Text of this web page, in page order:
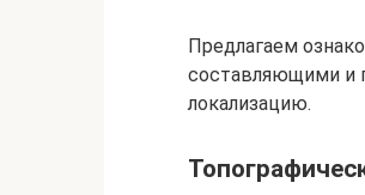
Предлагаем
составляющими и
локализацию.